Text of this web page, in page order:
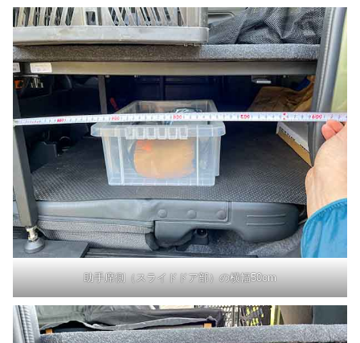
助手席側（スライドドア部）の横幅50cm